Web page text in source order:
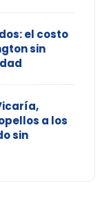
el costo
sin
a los
sin